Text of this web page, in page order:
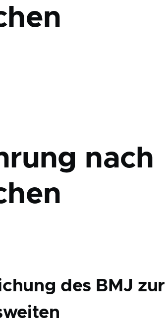
nach
des BMJ zur